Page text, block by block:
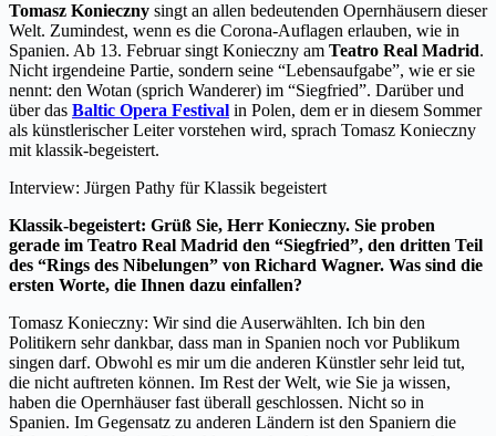
Tomasz Konieczny singt an allen bedeutenden Opernhäusern dieser
Welt. Zumindest, wenn es die Corona-Auflagen erlauben, wie in
Spanien. Ab 13. Februar singt Konieczny am Teatro Real Madrid.
Nicht irgendeine Partie, sondern seine “Lebensaufgabe”, wie er sie
nennt: den Wotan (sprich Wanderer) im “Siegfried”. Darüber und
über das Baltic Opera Festival in Polen, dem er in diesem Sommer
als künstlerischer Leiter vorstehen wird, sprach Tomasz Konieczny
mit klassik-begeistert.
Interview: Jürgen Pathy für Klassik begeistert
Klassik-begeistert: Grüß Sie, Herr Konieczny. Sie proben
gerade im Teatro Real Madrid den “Siegfried”, den dritten Teil
des “Rings des Nibelungen” von Richard Wagner. Was sind die
ersten Worte, die Ihnen dazu einfallen?
Tomasz Konieczny: Wir sind die Auserwählten. Ich bin den
Politikern sehr dankbar, dass man in Spanien noch vor Publikum
singen darf. Obwohl es mir um die anderen Künstler sehr leid tut,
die nicht auftreten können. Im Rest der Welt, wie Sie ja wissen,
haben die Opernhäuser fast überall geschlossen. Nicht so in
Spanien. Im Gegensatz zu anderen Ländern ist den Spaniern die